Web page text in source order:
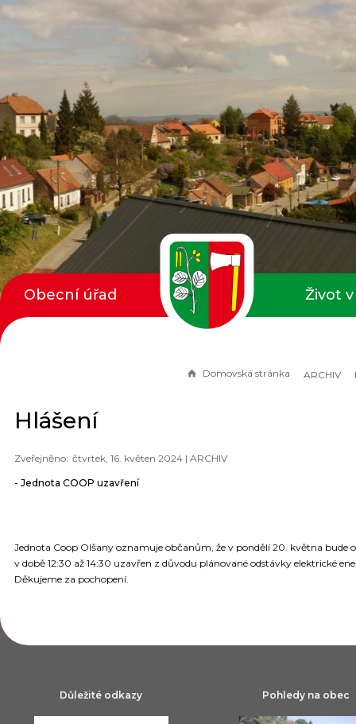
Domovská stránka ARCHIV
Hlášení
čtvrtek, 16. květen 2024 | ARCHIV
- Jednota COOP uzavření
Jednota Coop Olšany oznamuje občanům, že v pondělí 20. května bude
v době 12:30 až 14:30 uzavřen z důvodu plánované odstávky elektrické
Děkujeme za pochopení.
Obecní úřad Život
Důležité odkazy Pohledy na obec